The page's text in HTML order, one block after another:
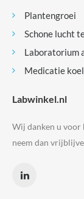
Plantengroei
Schone lucht
Laboratorium
Medicatie
Labwinkel.nl
Wij danken u voor
neem dan